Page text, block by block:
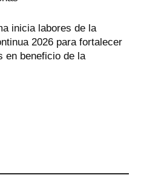
inicia labores de la
2026 para fortalecer
en beneficio de la